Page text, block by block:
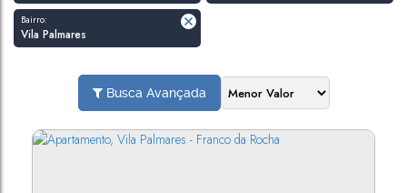
Bairro:
Vila Palmares
Busca Avançada